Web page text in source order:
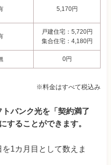
5,170円
戸建住宅：5,720円
集合住宅：4,180円
0円
※料金はすべて税込み
トバンク光を「契約満了
することができます。
1カ月目として数えま